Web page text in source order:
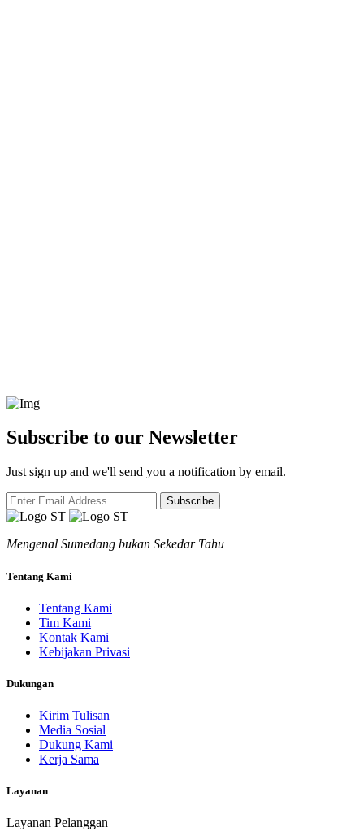
Subscribe to our Newsletter
Just sign up and we'll send you a notification by email.
Subscribe
Mengenal Sumedang bukan Sekedar Tahu
Tentang Kami
Tentang Kami
Tim Kami
Kontak Kami
Kebijakan Privasi
Dukungan
Kirim Tulisan
Media Sosial
Dukung Kami
Kerja Sama
Layanan
Layanan Pelanggan